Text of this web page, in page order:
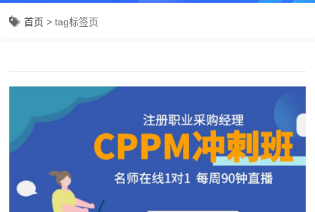
首页 > tag标签页